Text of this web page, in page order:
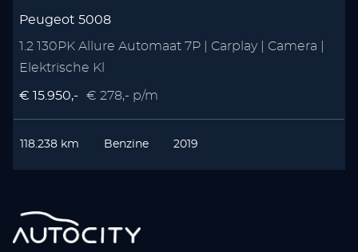
Peugeot 5008
1.2 130PK Allure Automaat 7P | Carplay | Camera |
Elektrische Kl
€ 15.950,- € 278,- p/m
118.238 km Benzine 2019